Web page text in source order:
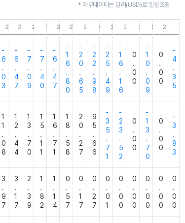
* 재무데이터는 달러(USD)로 일괄조정
23.09.3023.06.3023.03.3122.12.3122.09.3022.06.3022.03.3121.12.3121.09.3021.06.3021.03.3120.12.3120.09.30
-
6
.
0
3
-
6
.
4
7
-
7
.
0
9
-
7
.
4
0
-
6
.
4
7
-
1
6
.
8
0
-
2
0
.
6
5
-
2
2
.
9
8
-
2
5
.
4
9
-
1
6
.
1
6
0
.
0
0
-
1
0
.
0
9
0
.
0
0
-
4
.
3
5
1
1
.
0
8
1
2
.
4
4
1
3
.
7
0
1
5
.
1
1
1
6
.
7
1
1
8
.
5
8
2
0
.
2
7
9
5
.
6
6
-
3
5
.
7
1
-
2
3
.
5
2
0
.
0
0
-
1
3
.
7
0
0
.
0
0
-
3
.
8
3
3
.
9
7
3
.
1
7
2
.
3
9
1
.
8
2
1
.
1
4
0
.
5
7
0
.
1
7
0
.
2
7
0
.
0
1
0
.
0
0
0
.
0
0
0
.
0
0
0
.
0
0
0
.
0
0